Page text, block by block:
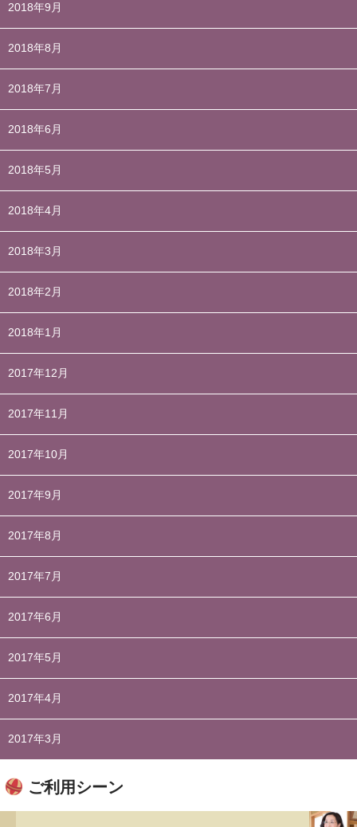
2018年9月
2018年8月
2018年7月
2018年6月
2018年5月
2018年4月
2018年3月
2018年2月
2018年1月
2017年12月
2017年11月
2017年10月
2017年9月
2017年8月
2017年7月
2017年6月
2017年5月
2017年4月
2017年3月
ご利用シーン